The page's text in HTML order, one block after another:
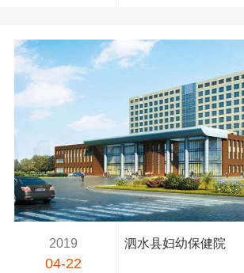
2019
04-22
泗水县妇幼保健院